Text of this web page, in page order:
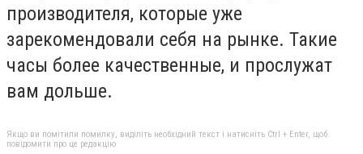
производителя, которые уже
зарекомендовали себя на рынке. Такие
часы более качественные, и прослужат
вам дольше.
Якщо ви помітили помилку, виділіть необхідний текст і натисніть Ctrl + Enter, щоб
повідомити про це редакцію